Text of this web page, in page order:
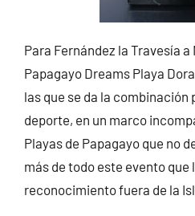
Para Fernández la Travesía a
Papagayo Dreams Playa
las que se da la
deporte, en un marco
Playas de Papagayo que no
más de todo este evento que
reconocimiento fuera de la